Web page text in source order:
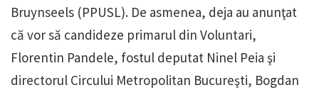
Bruynseels (PPUSL). De asmenea, deja au anunţat
că vor să candideze primarul din Voluntari,
Florentin Pandele, fostul deputat Ninel Peia şi
directorul Circului Metropolitan Bucureşti, Bogdan